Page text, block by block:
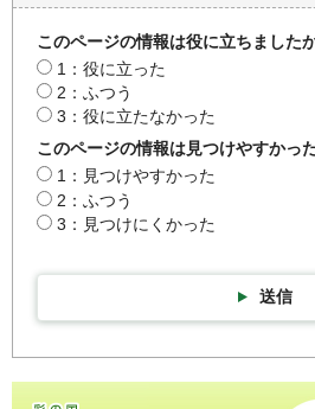
このページの情報は役に立ちました
1：役に立った
2：ふつう
3：役に立たなかった
このページの情報は見つけやすかっ
1：見つけやすかった
2：ふつう
3：見つけにくかった
送信
彩の国統計情報館ト